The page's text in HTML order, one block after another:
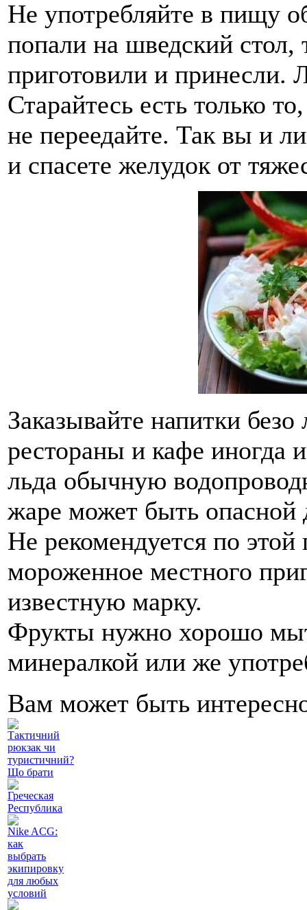
Не употребляйте в пищу
попали на шведский стол,
приготовили и принесли.
Старайтесь есть только
не переедайте. Так вы и
и спасете желудок от
Заказывайте напитки
рестораны и кафе иногда
льда обычную
жаре может быть опасной
Не рекомендуется по
мороженное местного
известную марку.
Фрукты нужно хорошо
минералкой или же
Вам может быть
Тактичний
рюкзак чи
туристичний?
Що брати
Греческая
Республика
Nike ACG:
как
выбрать
экипировку
для любых
условий